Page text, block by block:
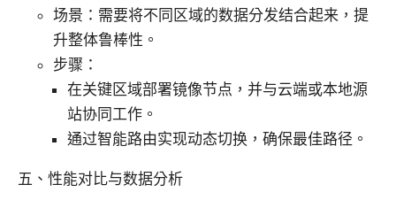
场景：需要将不同区域的数据分发结合起来，提
升整体鲁棒性。
步骤：
在关键区域部署镜像节点，并与云端或本地源
站协同工作。
通过智能路由实现动态切换，确保最佳路径。
五、性能对比与数据分析